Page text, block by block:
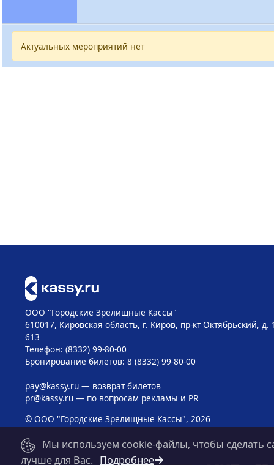
Актуальных мероприятий нет
ООО "Городские Зрелищные Кассы"
610017, Кировская область, г. Киров, пр-кт Октябрьский, д.
613
Телефон: (8332) 99-80-00
Бронирование билетов: 8 (8332) 99-80-00
pay@kassy.ru— возврат билетов
pr@kassy.ru— по вопросам рекламы и PR
© ООО "Городские Зрелищные Кассы", 2026
Мы используем cookie-файлы, чтобы сделать
лучше для Вас. Подробнее